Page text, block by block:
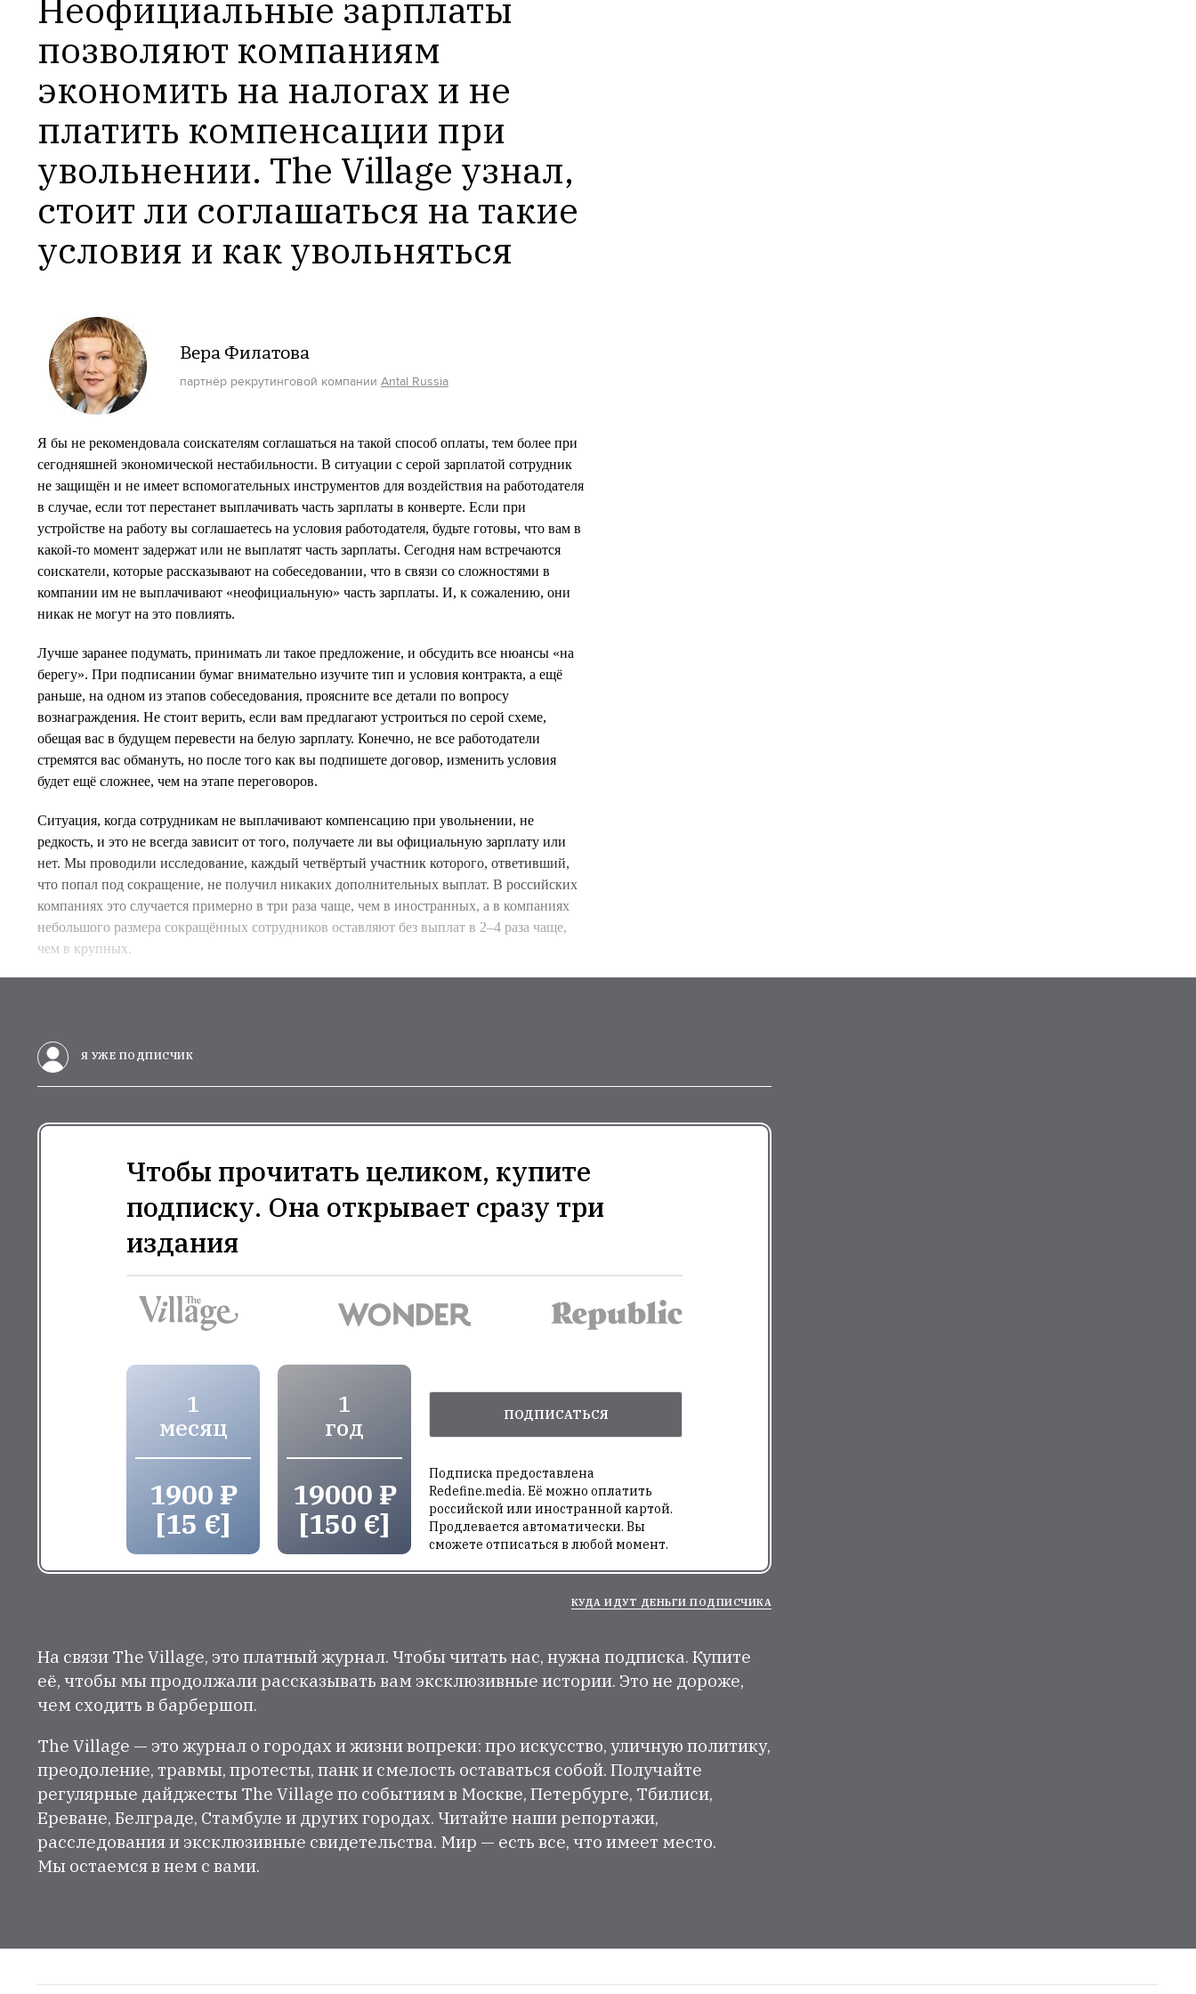
Неофициальные зарплаты
позволяют компаниям
экономить на налогах и не
платить компенсации при
увольнении. The Village узнал,
стоит ли соглашаться на такие
условия и как увольняться
Вера Филатова
партнёр рекрутинговой компании Antal Russia
Я бы не рекомендовала соискателям соглашаться на такой способ оплаты, тем более при
сегодняшней экономической нестабильности. В ситуации с серой зарплатой сотрудник
не защищён и не имеет вспомогательных инструментов для воздействия на работодателя
в случае, если тот перестанет выплачивать часть зарплаты в конверте. Если при
устройстве на работу вы соглашаетесь на условия работодателя, будьте готовы, что вам в
какой-то момент задержат или не выплатят часть зарплаты. Сегодня нам встречаются
соискатели, которые рассказывают на собеседовании, что в связи со сложностями в
компании им не выплачивают «неофициальную» часть зарплаты. И, к сожалению, они
никак не могут на это повлиять.
Лучше заранее подумать, принимать ли такое предложение, и обсудить все нюансы «на
берегу». При подписании бумаг внимательно изучите тип и условия контракта, а ещё
раньше, на одном из этапов собеседования, проясните все детали по вопросу
вознаграждения. Не стоит верить, если вам предлагают устроиться по серой схеме,
обещая вас в будущем перевести на белую зарплату. Конечно, не все работодатели
стремятся вас обмануть, но после того как вы подпишете договор, изменить условия
будет ещё сложнее, чем на этапе переговоров.
Cитуация, когда сотрудникам не выплачивают компенсацию при увольнении, не
редкость, и это не всегда зависит от того, получаете ли вы официальную зарплату или
нет. Мы проводили исследование, каждый четвёртый участник которого, ответивший,
что попал под сокращение, не получил никаких дополнительных выплат. В российских
компаниях это случается примерно в три раза чаще, чем в иностранных, а в компаниях
небольшого размера сокращённых сотрудников оставляют без выплат в 2–4 раза чаще,
чем в крупных.
Я УЖЕ ПОДПИСЧИК
Чтобы прочитать целиком, купите
подписку. Она открывает сразу три
издания
1
месяц
1900 ₽
[15 €]
1
год
19000 ₽
[150 €]
ПОДПИСАТЬСЯ
Подписка предоставлена
Redefine.media. Её можно оплатить
российской или иностранной картой.
Продлевается автоматически. Вы
сможете отписаться в любой момент.
КУДА ИДУТ ДЕНЬГИ ПОДПИСЧИКА
На связи The Village, это платный журнал. Чтобы читать нас, нужна подписка. Купите
её, чтобы мы продолжали рассказывать вам эксклюзивные истории. Это не дороже,
чем сходить в барбершоп.
The Village — это журнал о городах и жизни вопреки: про искусство, уличную политику,
преодоление, травмы, протесты, панк и смелость оставаться собой. Получайте
регулярные дайджесты The Village по событиям в Москве, Петербурге, Тбилиси,
Ереване, Белграде, Стамбуле и других городах. Читайте наши репортажи,
расследования и эксклюзивные свидетельства. Мир — есть все, что имеет место.
Мы остаемся в нем с вами.